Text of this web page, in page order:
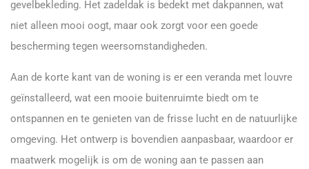
gevelbekleding. Het zadeldak is bedekt met dakpannen, wat
niet alleen mooi oogt, maar ook zorgt voor een goede
bescherming tegen weersomstandigheden.
Aan de korte kant van de woning is er een veranda met louvre
geïnstalleerd, wat een mooie buitenruimte biedt om te
ontspannen en te genieten van de frisse lucht en de natuurlijke
omgeving. Het ontwerp is bovendien aanpasbaar, waardoor er
maatwerk mogelijk is om de woning aan te passen aan